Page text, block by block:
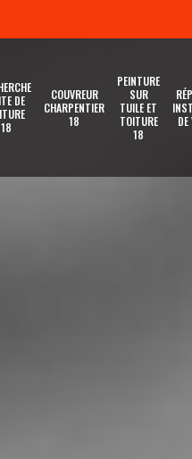
DE
18
COUVREUR
CHARPENTIER
18
PEINTURE
SUR
TUILE ET
TOITURE
18